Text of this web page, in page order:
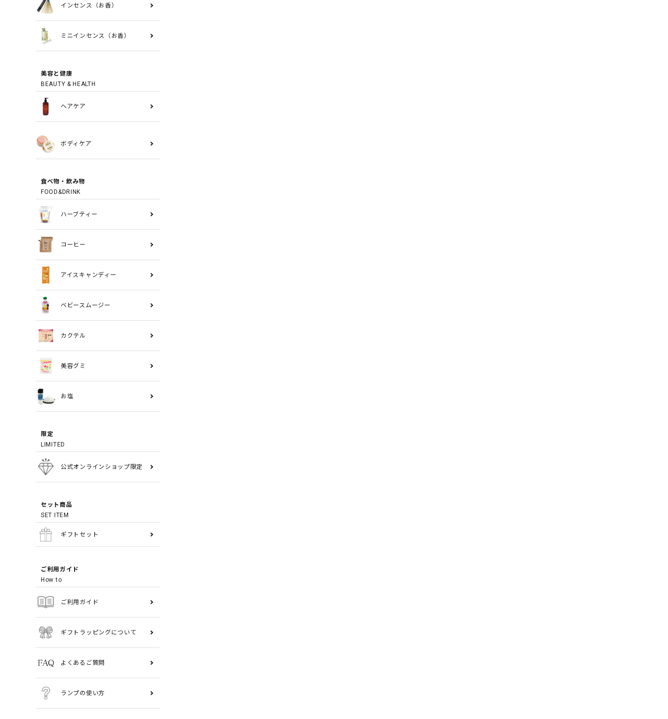
インセンス（お香）
ミニインセンス（お香）
美容と健康
BEAUTY & HEALTH
ヘアケア
ボディケア
食べ物・飲み物
FOOD&DRINK
ハーブティー
コーヒー
アイスキャンディー
ベビースムージー
カクテル
美容グミ
お塩
限定
LIMITED
公式オンラインショップ限定
セット商品
SET ITEM
ギフトセット
ご利用ガイド
How to
ご利用ガイド
ギフトラッピングについて
よくあるご質問
ランプの使い方